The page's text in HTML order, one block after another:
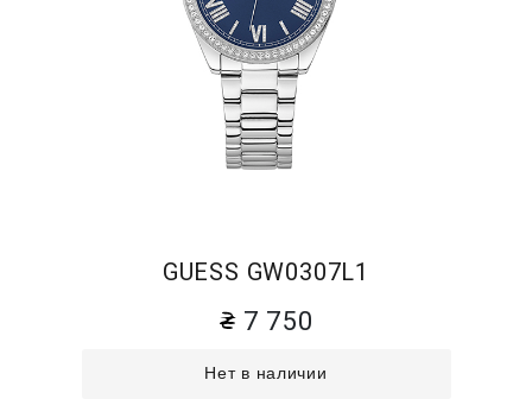
GUESS GW0307L1
7 750
Нет в наличии